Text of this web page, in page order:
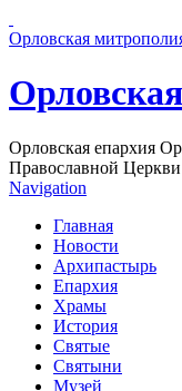
Орловская
Орловская епархия
Православной Церкви
Navigation
Главная
Новости
Архипастырь
Епархия
Храмы
История
Святые
Святыни
Музей